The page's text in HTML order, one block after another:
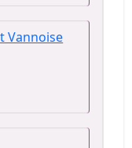
Vannoise